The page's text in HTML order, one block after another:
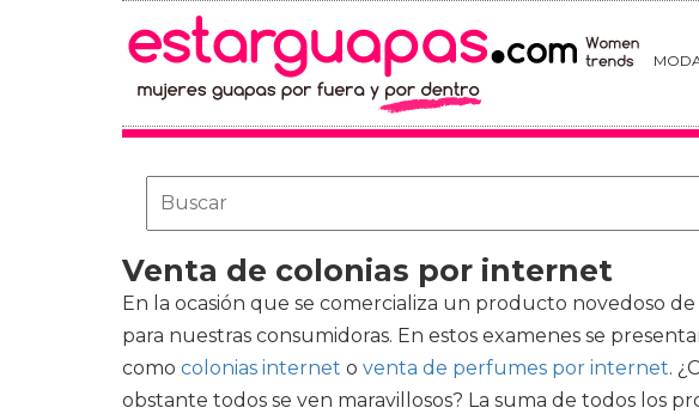
Venta de colonias por internet
En la ocasión que se comercializa un producto novedoso
para nuestras consumidoras. En estos examenes se
como colonias internet o venta de perfumes por internet.
obstante todos se ven maravillosos? La suma de todos los